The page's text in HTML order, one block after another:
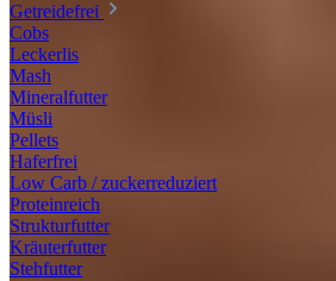
Getreidefrei
Cobs
Leckerlis
Mash
Mineralfutter
Müsli
Pellets
Haferfrei
Low Carb / zuckerreduziert
Proteinreich
Strukturfutter
Kräuterfutter
Stehfutter